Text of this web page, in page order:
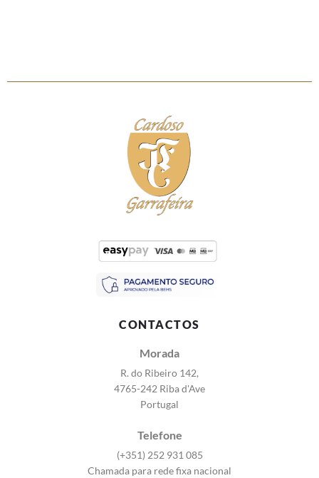
CONTACTOS
Morada
R. do Ribeiro 142,
4765-242 Riba d'Ave
Portugal
Telefone
(+351) 252 931 085
Chamada para rede fixa nacional